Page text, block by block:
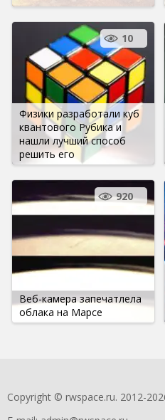
Физики разработали куб
квантового Рубика и
нашли лучший способ
решить его
10
Веб-камера запечатлела
облака на Марсе
920
Copyright © rwspace.ru. 2012-